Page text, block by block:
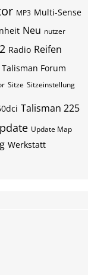
MP3 Multi-Sense
Neu nutzer
Radio Reifen
Forum
Sitze Sitzeinstellung
Talisman 225
Update Map
Werkstatt